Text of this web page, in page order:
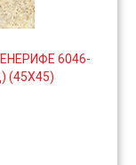
6046-
(45Х45)